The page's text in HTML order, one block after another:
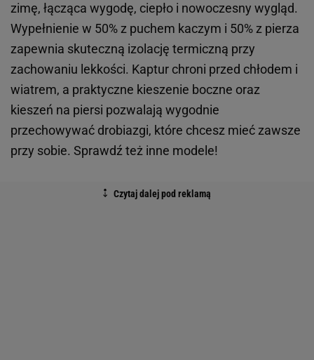
zimę, łącząca wygodę, ciepło i nowoczesny wygląd.
Wypełnienie w 50% z puchem kaczym i 50% z pierza
zapewnia skuteczną izolację termiczną przy
zachowaniu lekkości. Kaptur chroni przed chłodem i
wiatrem, a praktyczne kieszenie boczne oraz
kieszeń na piersi pozwalają wygodnie
przechowywać drobiazgi, które chcesz mieć zawsze
przy sobie. Sprawdź też inne modele!